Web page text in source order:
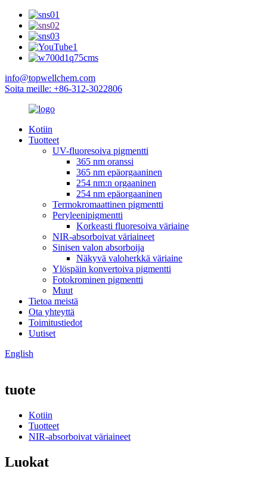
info@topwellchem.com
Soita meille: +86-312-3022806
Kotiin
Tuotteet
UV-fluoresoiva pigmentti
365 nm oranssi
365 nm epäorgaaninen
254 nm:n orgaaninen
254 nm epäorgaaninen
Termokromaattinen pigmentti
Peryleenipigmentti
Korkeasti fluoresoiva väriaine
NIR-absorboivat väriaineet
Sinisen valon absorboija
Näkyvä valoherkkä väriaine
Ylöspäin konvertoiva pigmentti
Fotokrominen pigmentti
Muut
Tietoa meistä
Ota yhteyttä
Toimitustiedot
Uutiset
English
tuote
Kotiin
Tuotteet
NIR-absorboivat väriaineet
Luokat